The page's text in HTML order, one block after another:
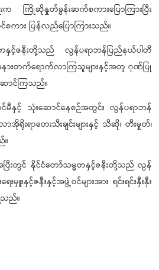
ကြိုဆိုနှုတ်ခွန်းဆက်စကားပြောကြားပြီး
ကား ပြန်လည်ပြောကြားသည်။
နှင့်ဇနီးတို့သည် လွန်ပရာဘန်ပြည်နယ်ပါတီ
အနားတက်ရောက်လာကြသူများနှင့်အတူ ဂုဏ်ပြု
င်ကြသည်။
နှင့် သုံးဆောင်နေစဉ်အတွင်း လွန်ပရာဘန်
းရာတေးသီးချင်းများနှင့် သီဆို၊ တီးမှုတ်၊
။
ြီးတွင် နိုင်ငံတော်သမ္မတနှင့်ဇနီးတို့သည် လွန်
းနှင့်ဇနီးနှင့်အဖွဲ့ဝင်များအား ရင်းရင်းနှီးနှီး
ည်။